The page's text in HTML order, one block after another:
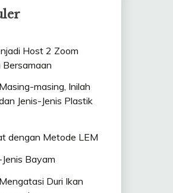
Host 2 Zoom
masing, Inilah
Jenis-Jenis Plastik
dengan Metode LEM
Bayam
Duri Ikan